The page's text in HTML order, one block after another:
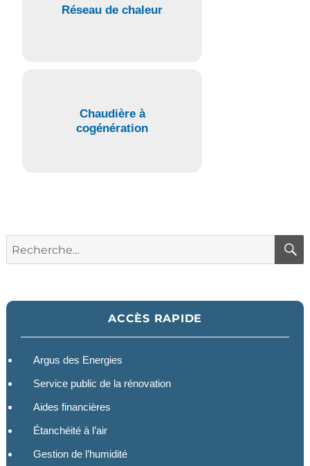
Réseau de chaleur
Chaudière à
cogénération
ACCÈS RAPIDE
Argus des Energies
Service public de la rénovation
Aides financières
Étanchéité à l’air
Gestion de l’humidité